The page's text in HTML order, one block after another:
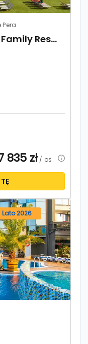
Ukino Palmeiras Village Family Resort (ex. Be Live Family Palmeiras Village)
835 zł/ os.
Lato 2026